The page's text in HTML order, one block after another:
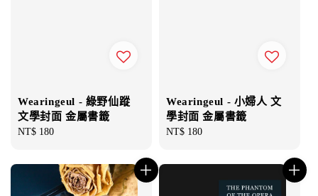
Wearingeul - 綠野仙蹤
文學封面 金屬書籤
Regular
NT$ 180
Wearingeul - 小婦人 文
學封面 金屬書籤
Regular
NT$ 180